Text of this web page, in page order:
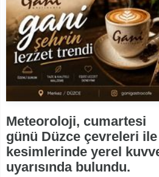
Meteoroloji, cumartesi
günü Düzce çevreleri ile
kesimlerinde yerel
uyarısında bulundu.